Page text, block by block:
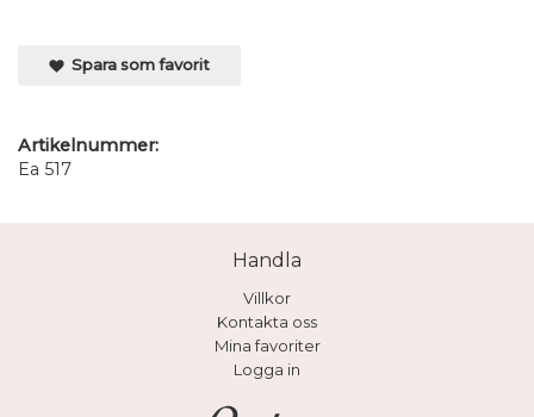
Spara som favorit
Artikelnummer:
Ea 517
Handla
Villkor
Kontakta oss
Mina favoriter
Logga in